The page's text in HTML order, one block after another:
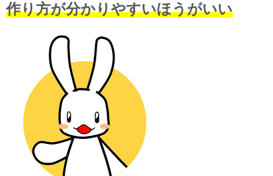
作り方が分かりやすいほうがいい